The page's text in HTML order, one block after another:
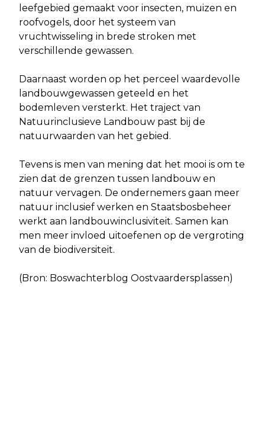
leefgebied gemaakt voor insecten, muizen en
roofvogels, door het systeem van
vruchtwisseling in brede stroken met
verschillende gewassen.
Daarnaast worden op het perceel waardevolle
landbouwgewassen geteeld en het
bodemleven versterkt. Het traject van
Natuurinclusieve Landbouw past bij de
natuurwaarden van het gebied.
Tevens is men van mening dat het mooi is om te
zien dat de grenzen tussen landbouw en
natuur vervagen. De ondernemers gaan meer
natuur inclusief werken en Staatsbosbeheer
werkt aan landbouwinclusiviteit. Samen kan
men meer invloed uitoefenen op de vergroting
van de biodiversiteit.
(Bron: Boswachterblog Oostvaardersplassen)